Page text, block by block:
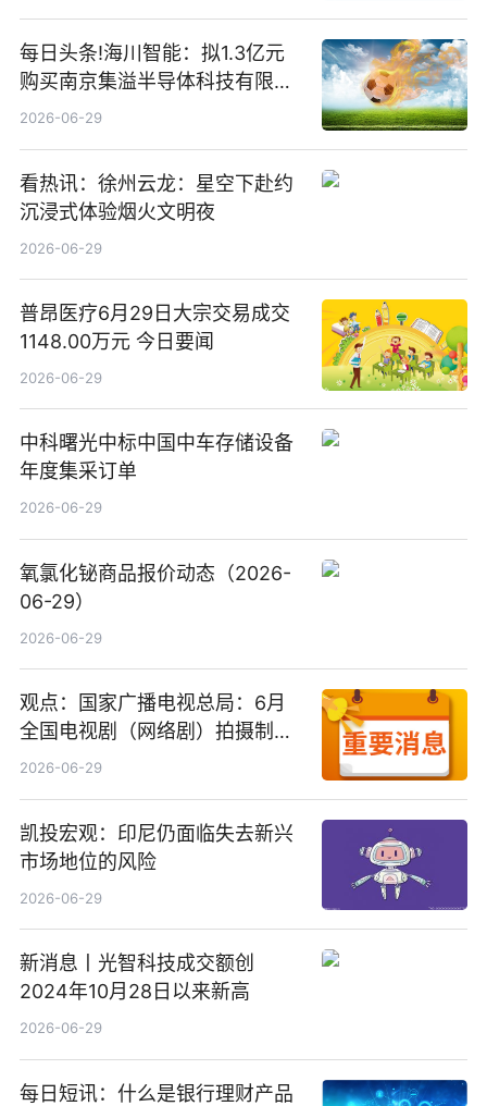
每日头条!海川智能：拟1.3亿元
购买南京集溢半导体科技有限公
司15.3%股权
2026-06-29
看热讯：徐州云龙：星空下赴约
沉浸式体验烟火文明夜
2026-06-29
普昂医疗6月29日大宗交易成交
1148.00万元 今日要闻
2026-06-29
中科曙光中标中国中车存储设备
年度集采订单
2026-06-29
氧氯化铋商品报价动态（2026-
06-29）
2026-06-29
观点：国家广播电视总局：6月
全国电视剧（网络剧）拍摄制作
备案公示剧目197部
2026-06-29
凯投宏观：印尼仍面临失去新兴
市场地位的风险
2026-06-29
新消息丨光智科技成交额创
2024年10月28日以来新高
2026-06-29
每日短讯：什么是银行理财产品